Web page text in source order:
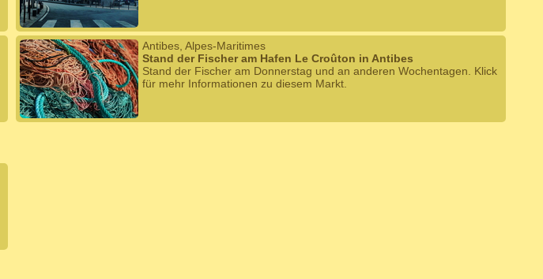
Antibes, Alpes-Maritimes
Stand der Fischer am Hafen Le Croûton in Antibes
Stand der Fischer am Donnerstag und an anderen Wochentagen. Klick
für mehr Informationen zu diesem Markt.